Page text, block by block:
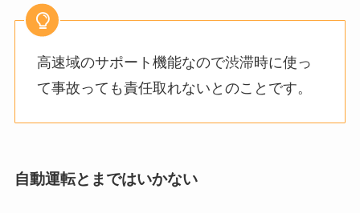
高速域のサポート機能なので渋滞時に使っ
て事故っても責任取れないとのことです。
自動運転とまではいかない